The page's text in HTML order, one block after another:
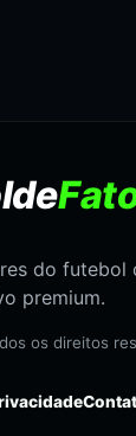
do futebol
premium.
os direitos